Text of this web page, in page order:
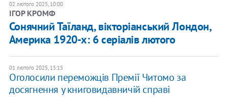
02 лютого 2025, 10:00
ІГОР КРОМФ
Сонячний Таїланд, вікторіанський Лондон,
Америка 1920-х: 6 серіалів лютого
01 лютого 2025, 15:15
​Оголосили переможців Премії Читомо за
досягнення у книговидавничій справі